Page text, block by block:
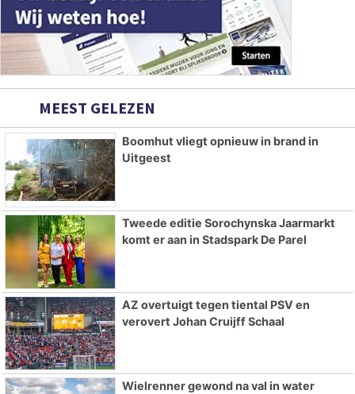
MEEST GELEZEN
Boomhut vliegt opnieuw in brand in
Uitgeest
Tweede editie Sorochynska Jaarmarkt
komt er aan in Stadspark De Parel
AZ overtuigt tegen tiental PSV en
verovert Johan Cruijff Schaal
Wielrenner gewond na val in water